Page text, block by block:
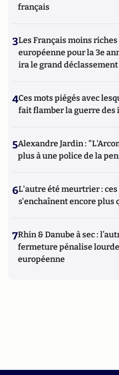
français
3Les Français moins
européenne pour la 3e
ira le grand déclassement
4Ces mots piégés avec
fait flamber la guerre des
5Alexandre Jardin :
plus à une police de la
6L'autre été meurtrier :
s'enchaînent encore plus
7Rhin & Danube à sec :
fermeture pénalise
européenne